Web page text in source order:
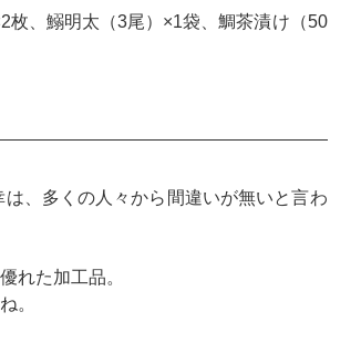
枚、鰯明太（3尾）×1袋、鯛茶漬け（50
、多くの人々から間違いが無いと言わ
れた加工品。
。